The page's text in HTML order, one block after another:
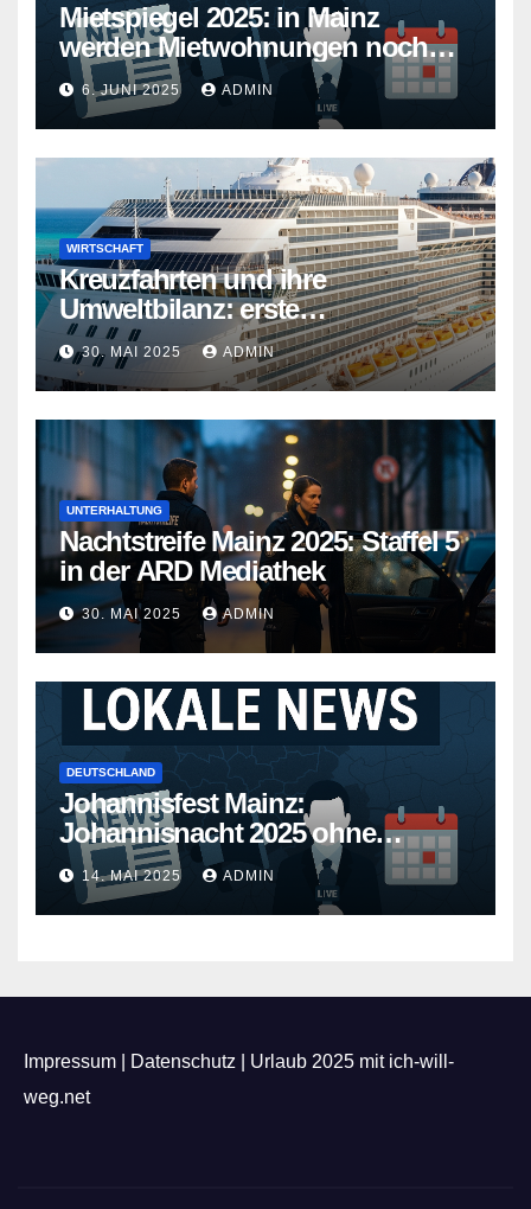
Mietspiegel 2025: in Mainz
werden Mietwohnungen noch
teurer
6. JUNI 2025 ADMIN
WIRTSCHAFT
Kreuzfahrten und ihre
Umweltbilanz: erste
Kreuzfahrtschiffe gehen neue
Wege
30. MAI 2025 ADMIN
UNTERHALTUNG
Nachtstreife Mainz 2025: Staffel 5
in der ARD Mediathek
30. MAI 2025 ADMIN
DEUTSCHLAND
Johannisfest Mainz:
Johannisnacht 2025 ohne
Feuerwerk
14. MAI 2025 ADMIN
Impressum Datenschutz
Urlaub 2025 mit ich-will-
weg.net